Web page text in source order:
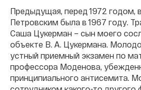
Предыдущая, перед 1972 годом,
Петровским была в 1967 году.
Саша Цукерман – сын моего
объекте В. А. Цукермана.
устный приемный экзамен по
профессора Моденова,
принципиального антисемита.